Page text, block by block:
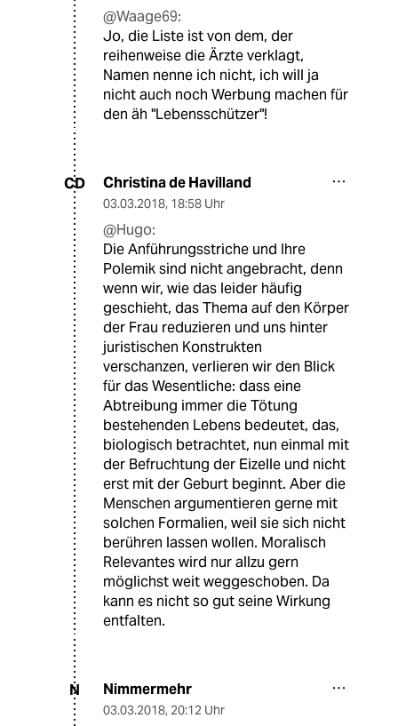
@Waage69:
Jo, die Liste ist von dem, der
reihenweise die Ärzte verklagt,
Namen nenne ich nicht, ich will ja
nicht auch noch Werbung machen für
den äh "Lebensschützer"!
CD Christina de Havilland
03.03.2018, 18:58 Uhr
@Hugo:
Die Anführungsstriche und Ihre
Polemik sind nicht angebracht, denn
wenn wir, wie das leider häufig
geschieht, das Thema auf den Körper
der Frau reduzieren und uns hinter
juristischen Konstrukten
verschanzen, verlieren wir den Blick
für das Wesentliche: dass eine
Abtreibung immer die Tötung
bestehenden Lebens bedeutet, das,
biologisch betrachtet, nun einmal mit
der Befruchtung der Eizelle und nicht
erst mit der Geburt beginnt. Aber die
Menschen argumentieren gerne mit
solchen Formalien, weil sie sich nicht
berühren lassen wollen. Moralisch
Relevantes wird nur allzu gern
möglichst weit weggeschoben. Da
kann es nicht so gut seine Wirkung
entfalten.
N Nimmermehr
03.03.2018, 20:12 Uhr